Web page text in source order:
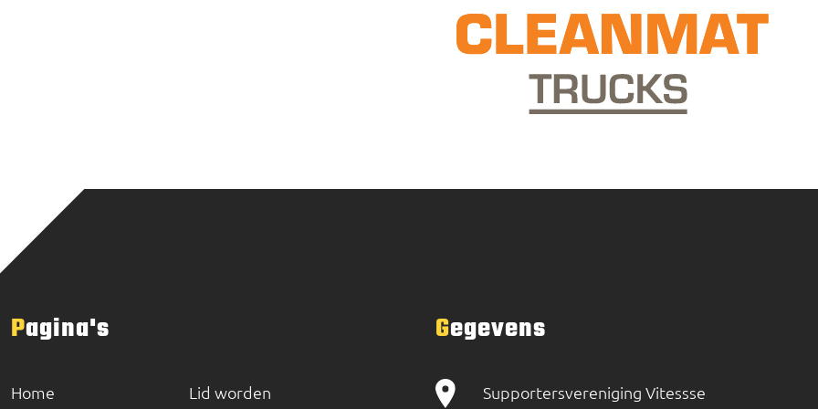
Pagina's
Home Lid worden
Gegevens
Supportersvereniging Vitessse